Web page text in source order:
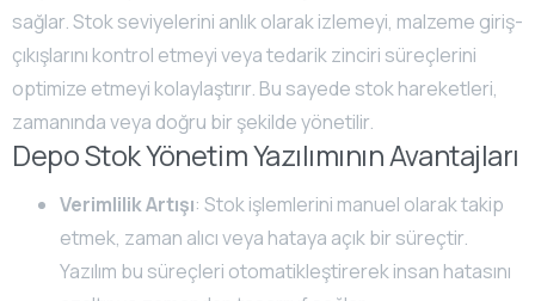
sağlar. Stok seviyelerini anlık olarak izlemeyi, malzeme giriş-
çıkışlarını kontrol etmeyi veya tedarik zinciri süreçlerini
optimize etmeyi kolaylaştırır. Bu sayede stok hareketleri,
zamanında veya doğru bir şekilde yönetilir.
Depo Stok Yönetim Yazılımının Avantajları
Verimlilik Artışı: Stok işlemlerini manuel olarak takip
etmek, zaman alıcı veya hataya açık bir süreçtir.
Yazılım bu süreçleri otomatikleştirerek insan hatasını